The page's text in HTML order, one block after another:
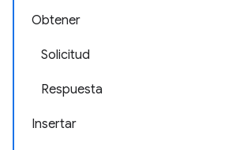
Obtener
Solicitud
Respuesta
Insertar